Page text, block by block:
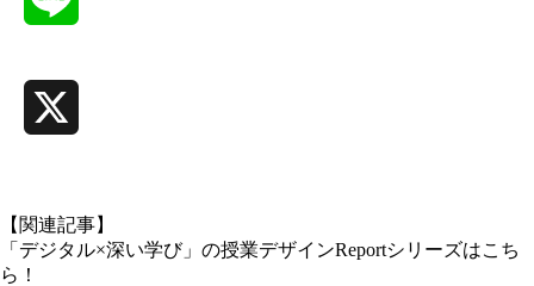
【関連記事】
「デジタル×深い学び」の授業デザインReportシリーズはこち
ら！